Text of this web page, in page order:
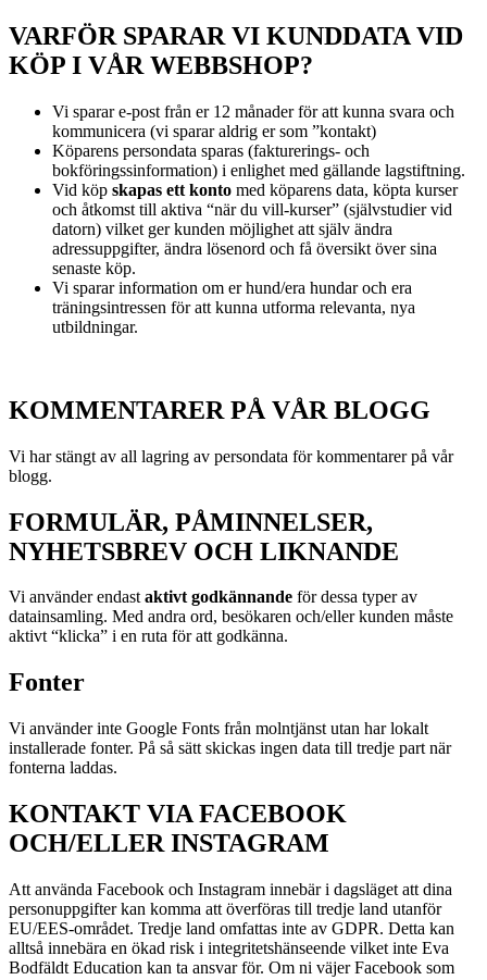
VARFÖR SPARAR VI KUNDDATA VID
KÖP I VÅR WEBBSHOP?
Vi sparar e-post från er 12 månader för att kunna svara och
kommunicera (vi sparar aldrig er som ”kontakt)
Köparens persondata sparas (fakturerings- och
bokföringssinformation) i enlighet med gällande lagstiftning.
Vid köp skapas ett konto med köparens data, köpta kurser
och åtkomst till aktiva “när du vill-kurser” (självstudier vid
datorn) vilket ger kunden möjlighet att själv ändra
adressuppgifter, ändra lösenord och få översikt över sina
senaste köp.
Vi sparar information om er hund/era hundar och era
träningsintressen för att kunna utforma relevanta, nya
utbildningar.
KOMMENTARER PÅ VÅR BLOGG
Vi har stängt av all lagring av persondata för kommentarer på vår
blogg.
FORMULÄR, PÅMINNELSER,
NYHETSBREV OCH LIKNANDE
Vi använder endastaktivt godkännande för dessa typer av
datainsamling. Med andra ord, besökaren och/eller kunden måste
aktivt “klicka” i en ruta för att godkänna.
Fonter
Vi använder inte Google Fonts från molntjänst utan har lokalt
installerade fonter. På så sätt skickas ingen data till tredje part när
fonterna laddas.
KONTAKT VIA FACEBOOK
OCH/ELLER INSTAGRAM
Att använda Facebook och Instagram innebär i dagsläget att dina
personuppgifter kan komma att överföras till tredje land utanför
EU/EES-området. Tredje land omfattas inte av GDPR. Detta kan
alltså innebära en ökad risk i integritetshänseende vilket inte Eva
Bodfäldt Education kan ta ansvar för. Om ni väjer Facebook som